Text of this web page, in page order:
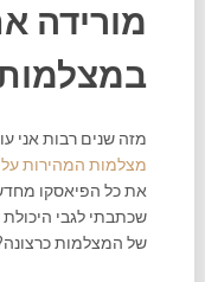
מורידה
מזה שנים רבות אני
מצלמות המהירות על
את כל הפיאסקו
שכתבתי לגבי
של המצלמות כרצונה?